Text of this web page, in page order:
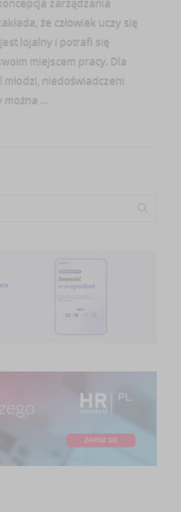
że człowiek uczy się
lojalny i potrafi się
miejscem pracy. Dla
niedoświadczeni
...